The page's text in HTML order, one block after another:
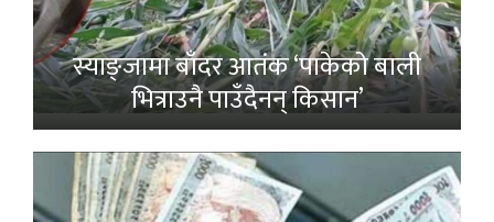
स्याङ्जामा बाँदर आतंक ‘पाकेको बाली
भित्राउनै पाउँदैनन् किसान’